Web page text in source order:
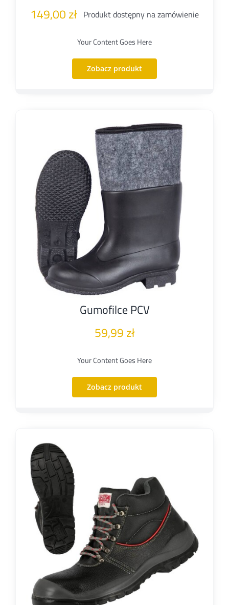
149,00zł Produkt dostępny na zamówienie
Your Content Goes Here
Zobacz produkt
Gumofilce PCV
59,99zł
Your Content Goes Here
Zobacz produkt